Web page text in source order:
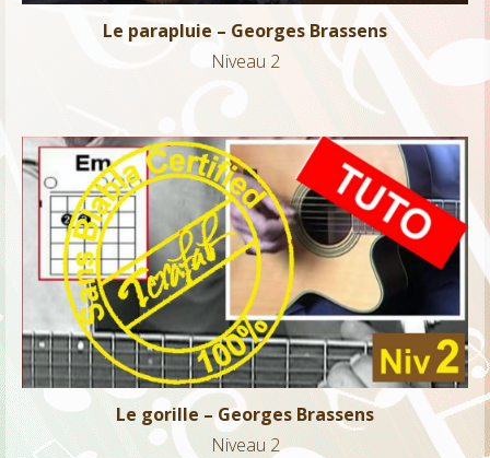
Le parapluie – Georges Brassens
Niveau 2
Le gorille – Georges Brassens
Niveau 2
Le gorille – Georges Brassens
Niveau 2